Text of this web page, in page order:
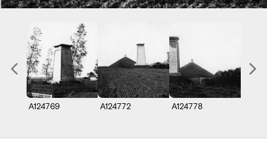
A124769 A124772 A124778